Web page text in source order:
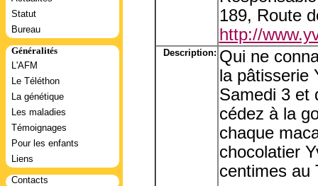
Statut
Bureau
Généralités
L'AFM
Le Téléthon
La génétique
Les maladies
Témoignages
Pour les enfants
Liens
Contacts
189, Route
http://
Description: Qui ne
la pâtisserie
Samedi 3 et
cédez à la
chaque
chocolatier
centimes au